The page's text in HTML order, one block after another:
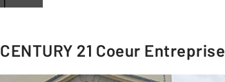
CENTURY 21 Coeur Entreprise